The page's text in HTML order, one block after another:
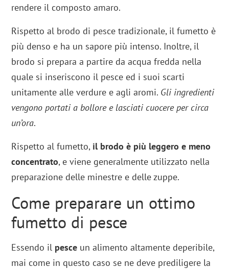
rendere il composto amaro.
Rispetto al brodo di pesce tradizionale, il fumetto è
più denso e ha un sapore più intenso. Inoltre, il
brodo si prepara a partire da acqua fredda nella
quale si inseriscono il pesce ed i suoi scarti
unitamente alle verdure e agli aromi. Gli ingredienti
vengono portati a bollore e lasciati cuocere per circa
un’ora.
Rispetto al fumetto, il brodo è più leggero e meno
concentrato, e viene generalmente utilizzato nella
preparazione delle minestre e delle zuppe.
Come preparare un ottimo
fumetto di pesce
Essendo il pesce un alimento altamente deperibile,
mai come in questo caso se ne deve prediligere la